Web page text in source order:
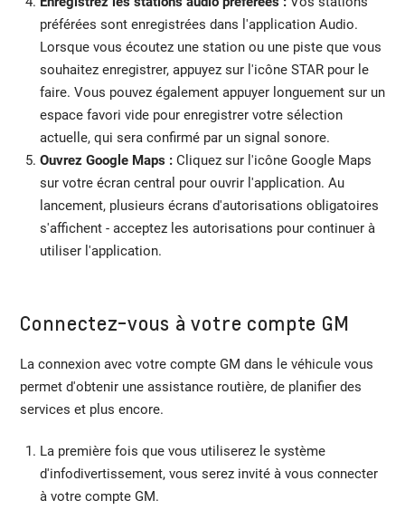
préférées sont enregistrées dans l'application Audio.
Lorsque vous écoutez une station ou une piste que vous
souhaitez enregistrer, appuyez sur l'icône STAR pour le
faire. Vous pouvez également appuyer longuement sur un
espace favori vide pour enregistrer votre sélection
actuelle, qui sera confirmé par un signal sonore.
Ouvrez Google Maps : Cliquez sur l'icône Google Maps
sur votre écran central pour ouvrir l'application. Au
lancement, plusieurs écrans d'autorisations obligatoires
s'affichent - acceptez les autorisations pour continuer à
utiliser l'application.
Connectez-vous à votre compte GM
La connexion avec votre compte GM dans le véhicule vous
permet d'obtenir une assistance routière, de planifier des
services et plus encore.
La première fois que vous utiliserez le système
d'infodivertissement, vous serez invité à vous connecter
à votre compte GM.